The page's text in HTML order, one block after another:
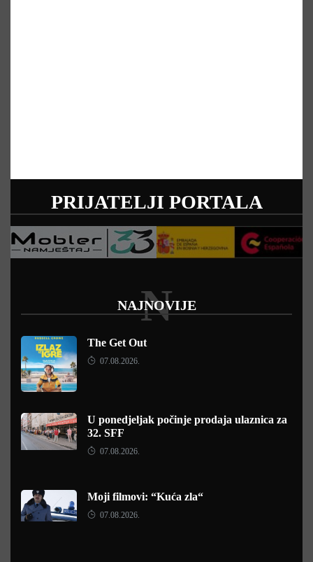
PRIJATELJI PORTALA
NAJNOVIJE
N
The Get Out
07.08.2026.
U ponedjeljak počinje prodaja ulaznica za
32. SFF
07.08.2026.
Moji filmovi: “Kuća zla“
07.08.2026.